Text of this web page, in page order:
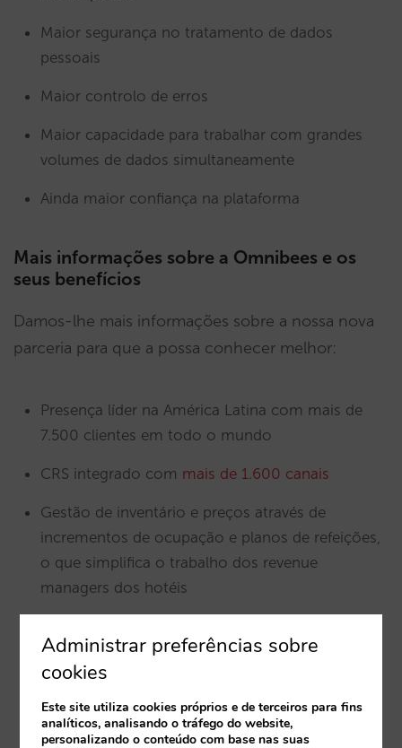
Maior segurança no tratamento de dados
pessoais
Maior controlo de erros
Maior capacidade para trabalhar com grandes
volumes de dados simultaneamente
Ainda maior confiança na plataforma
Mais informações sobre a Omnibees e os
seus benefícios
Damos-lhe mais informações sobre a nossa nova
parceria para que a possa conhecer melhor:
Presença líder na América Latina com mais de
7.500 clientes em todo o mundo
CRS integrado com mais de 1.600 canais
Gestão de inventário e preços através de
incrementos de ocupação e planos de refeições,
o que simplifica o trabalho dos revenue
managers dos hotéis
Plataforma de vendas para mais de 450
reservas, TMC’s e outros
Administrar preferências sobre
cookies
Este site utiliza cookies próprios e de terceiros para fins
analíticos, analisando o tráfego do website,
personalizando o conteúdo com base nas suas